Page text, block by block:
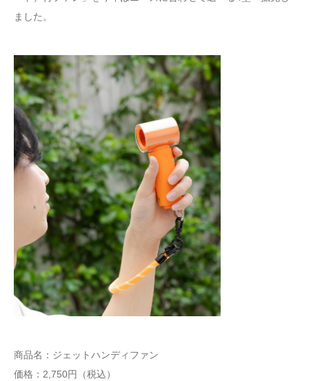
ました。
商品名：ジェットハンディファン
価格：2,750円（税込）